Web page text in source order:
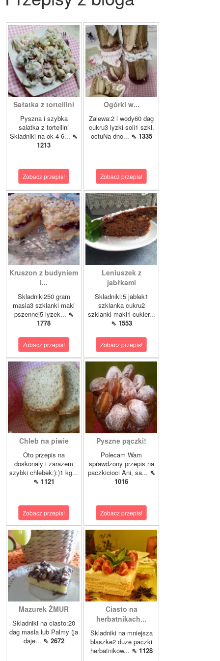
Sałatka z tortellini
Pyszna i szybka
salatka z tortellini
Skladniki na ok 4-6... ⇖
1213
Zobacz przepis!
Ogórki w...
Zalewa:2 l wody60 dag
cukru3 lyzki soli1 szkl.
octuNa dno... ⇖ 1335
Zobacz przepis!
Kruszon z budyniem
i...
Skladniki250 gram
masla3 szklanki maki
pszennej5 lyzek... ⇖
1778
Zobacz przepis!
Leniuszek z
jabłkami
Skladniki:5 jablek1
szklanka cukru2
szklanki maki1 cukier...
⇖ 1553
Zobacz przepis!
Chleb na piwie
Oto przepis na
doskonaly i zarazem
szybki chlebek:):)1 kg...
⇖ 1121
Zobacz przepis!
Pyszne pączki!
Polecam Wam
sprawdzony przepis na
paczkicioci Ani, sa... ⇖
1016
Zobacz przepis!
Mazurek ŻMUR
Skladniki na ciasto:20
dag masla lub Palmy (ja
daje... ⇖ 2672
Ciasto na
herbatnikach...
Skladniki na mniejsza
blaszke2 duze paczki
herbatnikow... ⇖ 1128